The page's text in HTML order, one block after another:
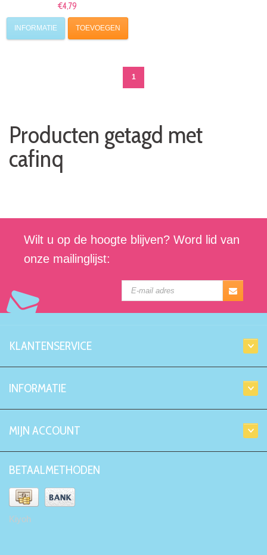
€4,79
INFORMATIE TOEVOEGEN
1
Producten getagd met
cafinq
Wilt u op de hoogte blijven? Word lid van
onze mailinglijst:
KLANTENSERVICE
INFORMATIE
MIJN ACCOUNT
BETAALMETHODEN
Kiyoh